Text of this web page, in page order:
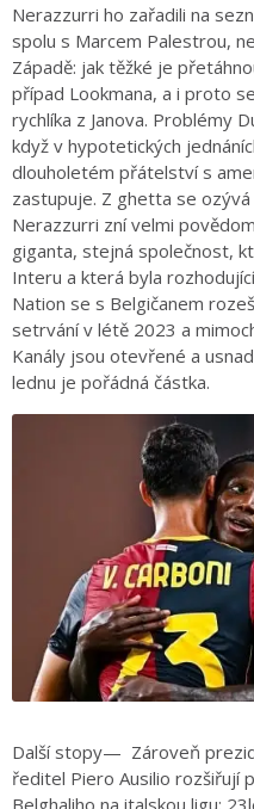
Nerazzurri ho zařadili na
spolu s Marcem Palestrou,
Západě: jak těžké je
případ Lookmana, a i proto
rychlíka z Janova. Problémy
když v hypotetických
dlouholetém přátelství s
zastupuje. Z ghetta se
Nerazzurri zní velmi
giganta, stejná společnost,
Interu a která byla
Nation se s Belgičanem
setrvání v létě 2023 a
Kanály jsou otevřené a
lednu je pořádná částka.
Další stopy— Zároveň
ředitel Piero Ausilio rozšiřují